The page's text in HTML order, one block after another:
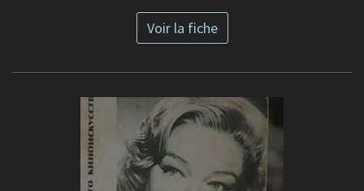
Voir la fiche